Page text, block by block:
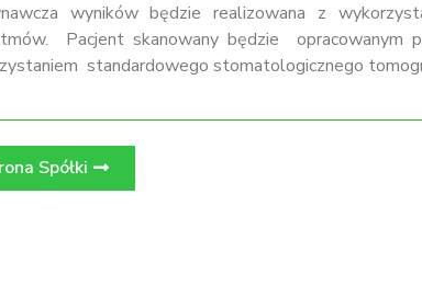
wyników będzie realizowana z
Pacjent skanowany będzie opracowanym
standardowego stomatologicznego
Spółki